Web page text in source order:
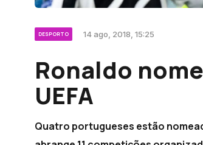
DESPORTO 14 ago, 2018, 15:25
Ronaldo
UEFA
Quatro portugueses estão